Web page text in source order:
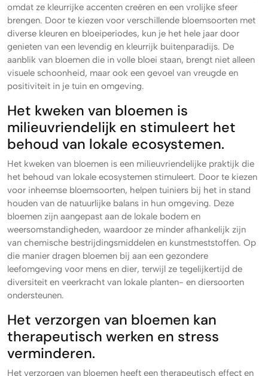
omdat ze kleurrijke accenten creëren en een vrolijke sfeer
brengen. Door te kiezen voor verschillende bloemsoorten met
diverse kleuren en bloeiperiodes, kun je het hele jaar door
genieten van een levendig en kleurrijk buitenparadijs. De
aanblik van bloemen die in volle bloei staan, brengt niet alleen
visuele schoonheid, maar ook een gevoel van vreugde en
positiviteit in je tuin en omgeving.
Het kweken van bloemen is
milieuvriendelijk en stimuleert het
behoud van lokale ecosystemen.
Het kweken van bloemen is een milieuvriendelijke praktijk die
het behoud van lokale ecosystemen stimuleert. Door te kiezen
voor inheemse bloemsoorten, helpen tuiniers bij het in stand
houden van de natuurlijke balans in hun omgeving. Deze
bloemen zijn aangepast aan de lokale bodem en
weersomstandigheden, waardoor ze minder afhankelijk zijn
van chemische bestrijdingsmiddelen en kunstmeststoffen. Op
die manier dragen bloemen bij aan een gezondere
leefomgeving voor mens en dier, terwijl ze tegelijkertijd de
diversiteit en veerkracht van lokale planten- en diersoorten
ondersteunen.
Het verzorgen van bloemen kan
therapeutisch werken en stress
verminderen.
Het verzorgen van bloemen heeft een therapeutisch effect en